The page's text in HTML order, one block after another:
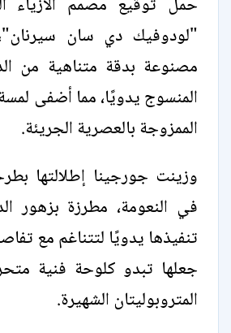
"لودوفيك دي سان
مصنوعة بدقة متناهية من
المنسوج يدويًا، مما أضفى
الممزوجة بالعصرية الجريئة.
وزينت جورجينا إطلالتها
في النعومة، مطرزة بزهور
تنفيذها يدويًا لتتناغم مع
جعلها تبدو كلوحة فنية
المتروبوليتان الشهيرة.